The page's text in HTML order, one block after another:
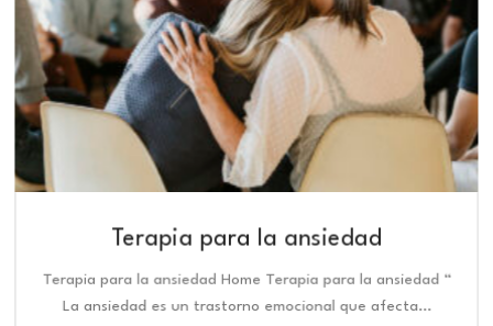
Terapia para la ansiedad
Terapia para la ansiedad Home Terapia para la ansiedad “
La ansiedad es un trastorno emocional que afecta…